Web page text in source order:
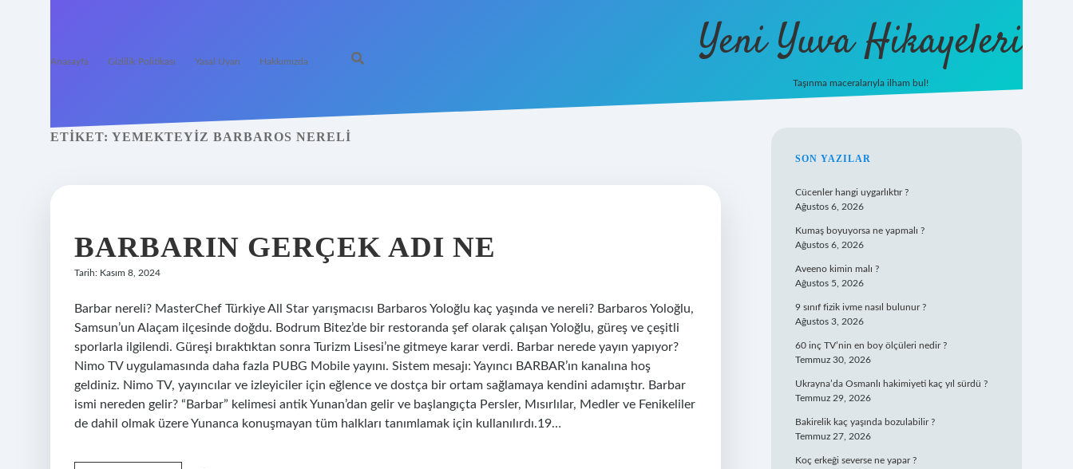
Anasayfa Gizlilik Politikası Yasal Uyarı Hakkımızda Yeni Yuva Hikayeleri
Taşınma maceralarıyla ilham bul!
ETIKET: YEMEKTEYIZ BARBAROS NERELI
BARBARIN GERÇEK ADI NE
Tarih: Kasım 8, 2024
Barbar nereli? MasterChef Türkiye All Star yarışmacısı Barbaros Yoloğlu kaç yaşında ve nereli? Barbaros Yoloğlu,
Samsun’un Alaçam ilçesinde doğdu. Bodrum Bitez’de bir restoranda şef olarak çalışan Yoloğlu, güreş ve çeşitli
sporlarla ilgilendi. Güreşi bıraktıktan sonra Turizm Lisesi’ne gitmeye karar verdi. Barbar nerede yayın yapıyor?
Nimo TV uygulamasında daha fazla PUBG Mobile yayını. Sistem mesajı: Yayıncı BARBAR’ın kanalına hoş
geldiniz. Nimo TV, yayıncılar ve izleyiciler için eğlence ve dostça bir ortam sağlamaya kendini adamıştır. Barbar
ismi nereden gelir? “Barbar” kelimesi antik Yunan’dan gelir ve başlangıçta Persler, Mısırlılar, Medler ve Fenikeliler
de dahil olmak üzere Yunanca konuşmayan tüm halkları tanımlamak için kullanılırdı.19…
SIDEBAR
SON YAZILAR
Cücenler hangi uygarlıktır ?
Ağustos 6, 2026
Kumaş boyuyorsa ne yapmalı ?
Ağustos 6, 2026
Aveeno kimin malı ?
Ağustos 5, 2026
9 sınıf fizik ivme nasıl bulunur ?
Ağustos 3, 2026
60 inç TV’nin en boy ölçüleri nedir ?
Temmuz 30, 2026
Ukrayna’da Osmanlı hakimiyeti kaç yıl sürdü ?
Temmuz 29, 2026
Bakirelik kaç yaşında bozulabilir ?
Temmuz 27, 2026
Koç erkeği severse ne yapar ?